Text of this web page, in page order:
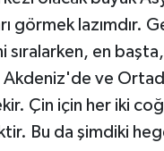
görmek lazımdır.
en
ve
Çin için her iki
Bu da şimdiki